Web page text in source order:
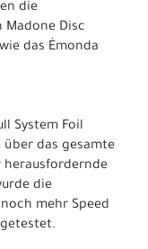
die
Madone Disc
das Émonda
System Foil
das gesamte
herausfordernde
die
mehr Speed
getestet.